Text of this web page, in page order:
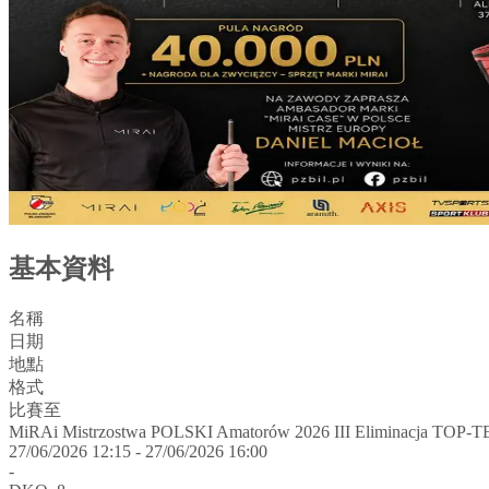
基本資料
名稱
日期
地點
格式
比賽至
MiRAi Mistrzostwa POLSKI Amatorów 2026 III Eliminacja TOP-
27/06/2026 12:15 - 27/06/2026 16:00
-